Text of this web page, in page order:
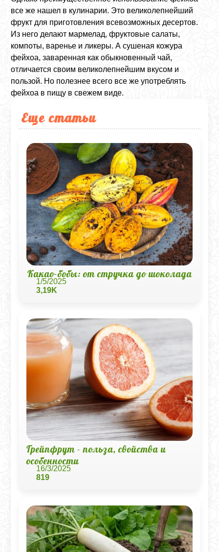
все же нашел в кулинарии. Это великолепнейший
фрукт для приготовления всевозможных десертов.
Из него делают мармелад, фруктовые салаты,
компоты, варенье и ликеры. А сушеная кожура
фейхоа, заваренная как обыкновенный чай,
отличается своим великолепнейшим вкусом и
пользой. Но полезнее всего все же употреблять
фейхоа в пищу в свежем виде.
Еще статьи
Какао-бобы: от стручка до шоколада
1/5/2025
3,19K
Грейпфрут - польза, свойства и
особенности
16/3/2025
819